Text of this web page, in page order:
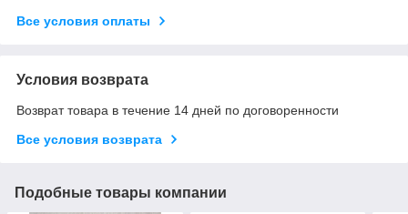
Все условия оплаты
Условия возврата
Возврат товара в течение 14 дней по договоренности
Все условия возврата
Подобные товары компании